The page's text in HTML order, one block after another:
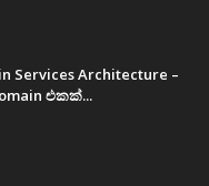
Services Architecture –
එකක්...